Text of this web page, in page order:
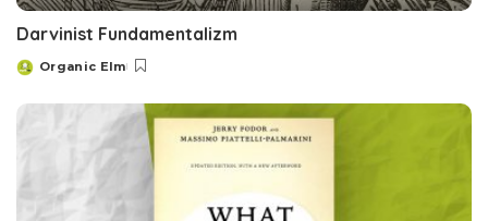
Darvinist Fundamentalizm
Posted
Organic Elm